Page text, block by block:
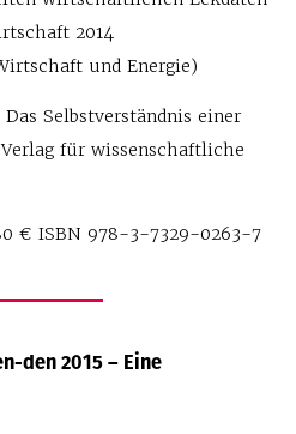
2014
und Energie)
Selbstverständnis einer
für wissenschaftliche
€ ISBN 978-3-7329-0263-7
den 2015 – Eine